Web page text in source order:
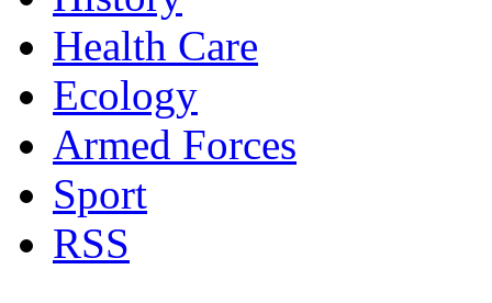
Health Care
Ecology
Armed Forces
Sport
RSS